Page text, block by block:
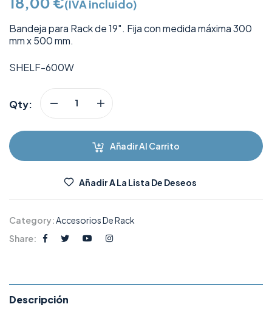
(IVA incluido)
Bandeja para Rack de 19″. Fija con medida máxima 300
mm x 500 mm.
SHELF-600W
Qty:
Añadir Al Carrito
Añadir A La Lista De Deseos
Category: Accesorios De Rack
Share:
Descripción